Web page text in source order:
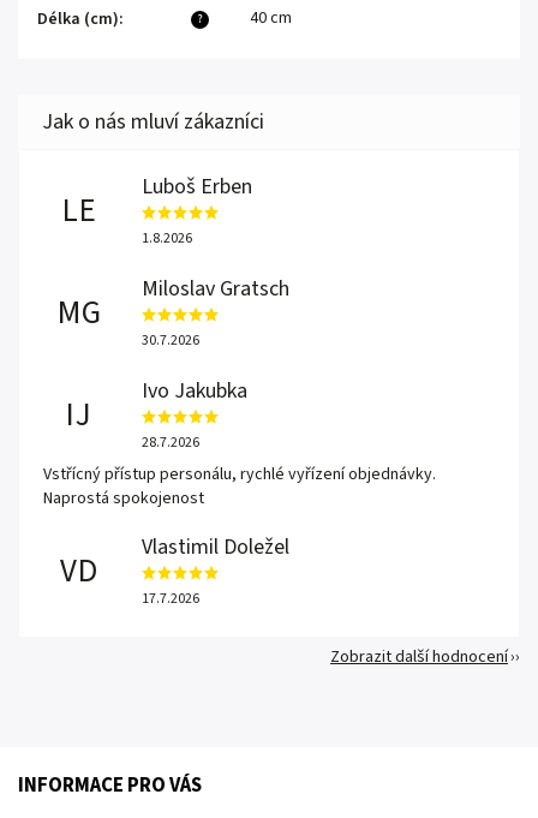
?
Délka (cm): 40 cm
LE
Luboš Erben
1.8.2026
MG
Miloslav Gratsch
30.7.2026
IJ
Ivo Jakubka
28.7.2026
Vstřícný přístup personálu, rychlé vyřízení objednávky.
Naprostá spokojenost
VD
Vlastimil Doležel
17.7.2026
Zobrazit další hodnocení
INFORMACE PRO VÁS